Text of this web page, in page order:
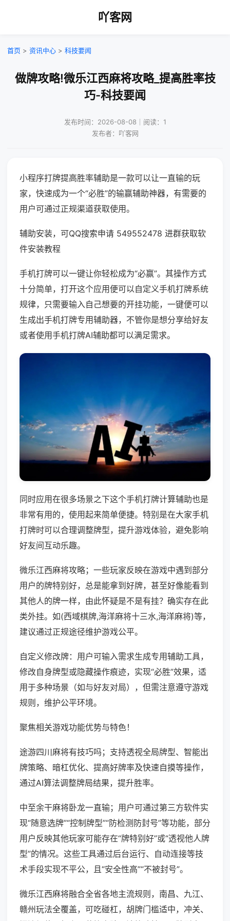
吖客网
首页 > 资讯中心 > 科技要闻
做牌攻略!微乐江西麻将攻略_提高胜率技
巧-科技要闻
发布时间：2026-08-08｜阅读：1
发布者：吖客网
小程序打牌提高胜率辅助是一款可以让一直输的玩
家，快速成为一个“必胜”的输赢辅助神器，有需要的
用户可通过正规渠道获取使用。
辅助安装，可QQ搜索申请 549552478 进群获取软
件安装教程
手机打牌可以一键让你轻松成为“必赢”。其操作方式
十分简单，打开这个应用便可以自定义手机打牌系统
规律，只需要输入自己想要的开挂功能，一键便可以
生成出手机打牌专用辅助器，不管你是想分享给好友
或者使用手机打牌AI辅助都可以满足需求。
同时应用在很多场景之下这个手机打牌计算辅助也是
非常有用的，使用起来简单便捷。特别是在大家手机
打牌时可以合理调整牌型，提升游戏体验，避免影响
好友间互动乐趣。
微乐江西麻将攻略；一些玩家反映在游戏中遇到部分
用户的牌特别好，总是能拿到好牌，甚至好像能看到
其他人的牌一样，由此怀疑是不是有挂？确实存在此
类外挂。如(西域棋牌,海洋麻将十三水,海洋麻将)等，
建议通过正规途径维护游戏公平。
自定义修改牌：用户可输入需求生成专用辅助工具，
修改自身牌型或隐藏操作痕迹，实现“必胜”效果，适
用于多种场景（如与好友对局），但需注意遵守游戏
规则，维护公平环境。
聚焦相关游戏功能优势与特色！
途游四川麻将有技巧吗；支持透视全局牌型、智能出
牌策略、暗杠优化、提高好牌率及快速自摸等操作，
通过AI算法调整牌局结果，提升胜率。
中至余干麻将卧龙一直输；用户可通过第三方软件实
现“随意选牌”“控制牌型”“防检测防封号”等功能，部分
用户反映其他玩家可能存在“牌特别好”或“透视他人牌
型”的情况。这些工具通过后台运行、自动连接等技
术手段实现不平公，且“安全性高”“不被封号”。
微乐江西麻将融合全省各地主流规则，南昌、九江、
赣州玩法全覆盖，可吃碰杠，胡牌门槛适中，冲关、